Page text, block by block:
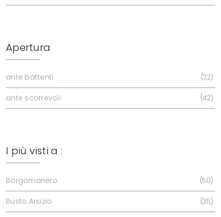
Apertura
ante battenti 32
ante scorrevoli 42
I più visti a :
Borgomanero 50
Busto Arsizio 35